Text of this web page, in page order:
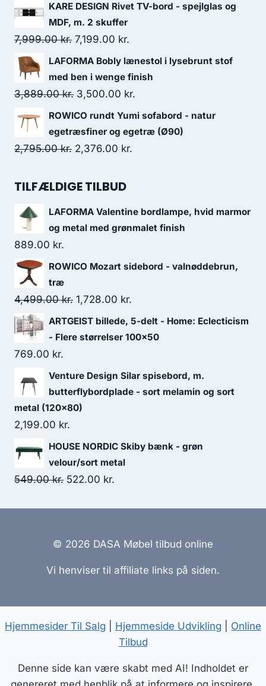
KARE DESIGN Rivet TV-bord - spejlglas og
MDF, m. 2 skuffer
7,999.00kr. 7,199.00 kr.
LAFORMA Bobly lænestol i lysebrunt stof
med ben i wenge finish
3,889.00kr. 3,500.00 kr.
ROWICO rundt Yumi sofabord - natur
egetræsfiner og egetræ (Ø90)
2,795.00kr. 2,376.00 kr.
TILFÆLDIGE TILBUD
LAFORMA Valentine bordlampe, hvid marmor
og metal med grønmalet finish
889.00 kr.
ROWICO Mozart sidebord - valnøddebrun,
træ
4,499.00kr. 1,728.00 kr.
ARTGEIST billede, 5-delt - Home: Eclecticism
- Flere størrelser 100x50
769.00 kr.
Venture Design Silar spisebord, m.
butterflybordplade - sort melamin og sort
metal (120x80)
2,199.00 kr.
HOUSE NORDIC Skiby bænk - grøn
velour/sort metal
549.00kr. 522.00 kr.
© 2026 DASA Møbel tilbud online
Vi henviser til affiliate links på siden.
Hjemmesider Til Salg Hjemmeside Udvikling
Online
Tilbud
Denne side kan være skabt med AI! Indholdet er